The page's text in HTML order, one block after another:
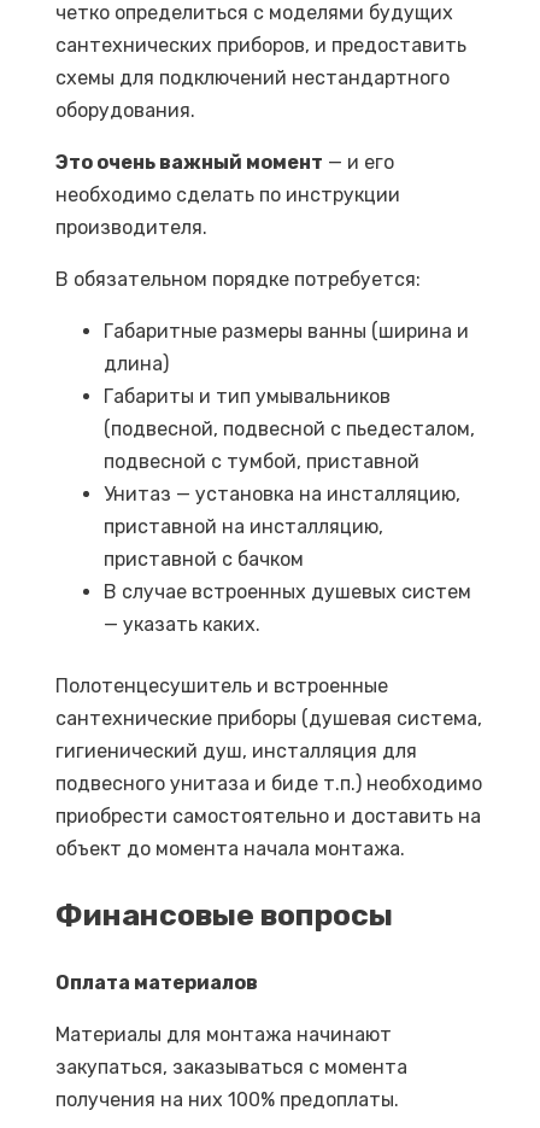
четко определиться с моделями будущих
сантехнических приборов, и предоставить
схемы для подключений нестандартного
оборудования.
Это очень важный момент — и его
необходимо сделать по инструкции
производителя.
В обязательном порядке потребуется:
Габаритные размеры ванны (ширина и
длина)
Габариты и тип умывальников
(подвесной, подвесной с пьедесталом,
подвесной с тумбой, приставной
Унитаз — установка на инсталляцию,
приставной на инсталляцию,
приставной с бачком
В случае встроенных душевых систем
— указать каких.
Полотенцесушитель и встроенные
сантехнические приборы (душевая система,
гигиенический душ, инсталляция для
подвесного унитаза и биде т.п.) необходимо
приобрести самостоятельно и доставить на
объект до момента начала монтажа.
Финансовые вопросы
Оплата материалов
Материалы для монтажа начинают
закупаться, заказываться с момента
получения на них 100% предоплаты.